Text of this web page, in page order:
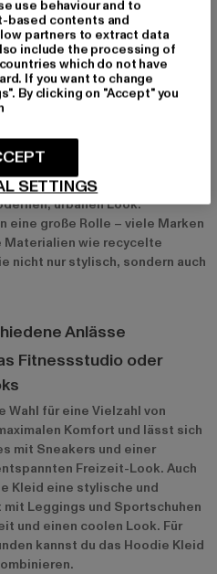
oder Sonnenbrillen
Kleidern
Designs und oversized
lassen. Kapuzenkleider
Prints sind ebenfalls im
urbanen Look.
große Rolle – viele Marken
wie recycelte
nicht nur stylisch, sondern auch
Anlässe
Fitnessstudio oder
für eine Vielzahl von
Komfort und lässt sich
mit Sneakers und einer
Freizeit-Look. Auch
Kleid eine stylische und
Leggings und Sportschuhen
und einen coolen Look. Für
kannst du das Hoodie Kleid
use behaviour and to
based contents and
partners to extract data
include the processing of
which do not have
If you want to change
By clicking on "Accept" you
SETTINGS